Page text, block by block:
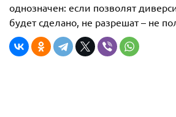
однозначен: если позволят
будет сделано, не разрешат – не